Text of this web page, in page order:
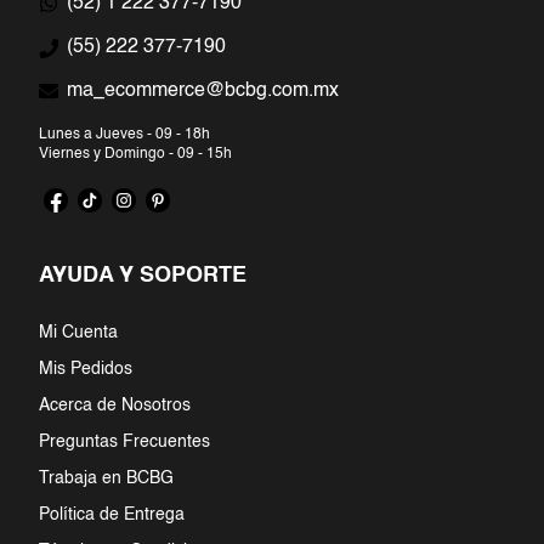
(55) 222 377-7190
ma_ecommerce@bcbg.com.mx
Lunes a Jueves - 09 - 18h
Viernes y Domingo - 09 - 15h
AYUDA Y SOPORTE
Mi Cuenta
Mis Pedidos
Acerca de Nosotros
Preguntas Frecuentes
Trabaja en BCBG
Política de Entrega
blazer
8. jumpsuit
9. short
10. zapatos